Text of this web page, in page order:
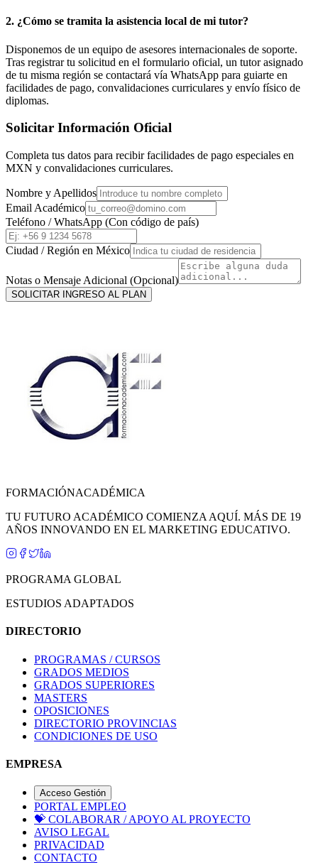
2. ¿Cómo se tramita la asistencia local de mi tutor?
Disponemos de un equipo de asesores internacionales de soporte.
Tras registrar tu solicitud en el formulario oficial, un tutor asignado
de tu misma región se contactará vía WhatsApp para guiarte en
facilidades de pago, convalidaciones curriculares y envío físico de
diplomas.
Solicitar Información Oficial
Completa tus datos para recibir facilidades de pago especiales en
MXN y convalidaciones curriculares.
Nombre y Apellidos
Email Académico
Teléfono / WhatsApp (Con código de país)
Ciudad / Región en México
Notas o Mensaje Adicional (Opcional)
SOLICITAR INGRESO AL PLAN
FORMACIÓNACADÉMICA
TU FUTURO ACADÉMICO COMIENZA AQUÍ. MÁS DE 19
AÑOS INNOVANDO EN EL MARKETING EDUCATIVO.
PROGRAMA GLOBAL
ESTUDIOS ADAPTADOS
DIRECTORIO
PROGRAMAS / CURSOS
GRADOS MEDIOS
GRADOS SUPERIORES
MASTERS
OPOSICIONES
DIRECTORIO PROVINCIAS
CONDICIONES DE USO
EMPRESA
Acceso Gestión
PORTAL EMPLEO
💝 COLABORAR / APOYO AL PROYECTO
AVISO LEGAL
PRIVACIDAD
CONTACTO